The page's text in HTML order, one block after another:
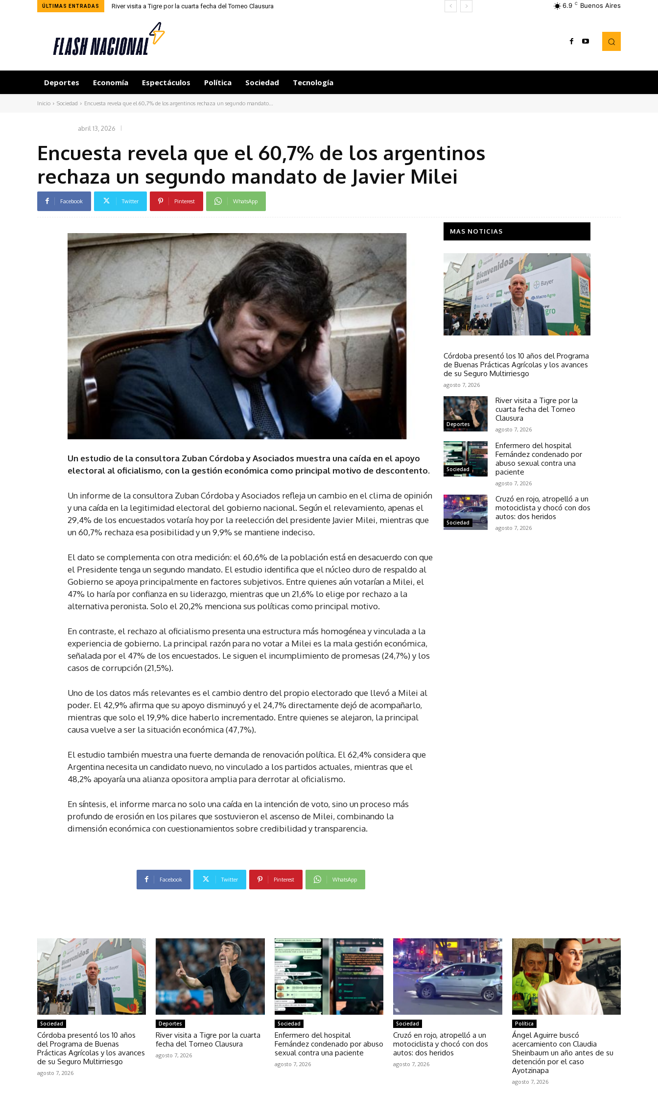
ÚLTIMAS ENTRADAS River visita a Tigre por la cuarta fecha del Torneo Clausura 6.9 C Buenos Aires
Deportes Economía Espectáculos Política Sociedad Tecnología
Inicio Sociedad Encuesta revela que el 60,7% de los argentinos rechaza un segundo mandato...
abril 13, 2026
Encuesta revela que el 60,7% de los argentinos
rechaza un segundo mandato de Javier Milei
Facebook Twitter Pinterest WhatsApp
Un estudio de la consultora Zuban Córdoba y Asociados muestra una caída en el apoyo
electoral al oficialismo, con la gestión económica como principal motivo de descontento.
Un informe de la consultora Zuban Córdoba y Asociados refleja un cambio en el clima de opinión
y una caída en la legitimidad electoral del gobierno nacional. Según el relevamiento, apenas el
29,4% de los encuestados votaría hoy por la reelección del presidente Javier Milei, mientras que
un 60,7% rechaza esa posibilidad y un 9,9% se mantiene indeciso.
El dato se complementa con otra medición: el 60,6% de la población está en desacuerdo con que
el Presidente tenga un segundo mandato. El estudio identifica que el núcleo duro de respaldo al
Gobierno se apoya principalmente en factores subjetivos. Entre quienes aún votarían a Milei, el
47% lo haría por confianza en su liderazgo, mientras que un 21,6% lo elige por rechazo a la
alternativa peronista. Solo el 20,2% menciona sus políticas como principal motivo.
En contraste, el rechazo al oficialismo presenta una estructura más homogénea y vinculada a la
experiencia de gobierno. La principal razón para no votar a Milei es la mala gestión económica,
señalada por el 47% de los encuestados. Le siguen el incumplimiento de promesas (24,7%) y los
casos de corrupción (21,5%).
Uno de los datos más relevantes es el cambio dentro del propio electorado que llevó a Milei al
poder. El 42,9% afirma que su apoyo disminuyó y el 24,7% directamente dejó de acompañarlo,
mientras que solo el 19,9% dice haberlo incrementado. Entre quienes se alejaron, la principal
causa vuelve a ser la situación económica (47,7%).
El estudio también muestra una fuerte demanda de renovación política. El 62,4% considera que
Argentina necesita un candidato nuevo, no vinculado a los partidos actuales, mientras que el
48,2% apoyaría una alianza opositora amplia para derrotar al oficialismo.
En síntesis, el informe marca no solo una caída en la intención de voto, sino un proceso más
profundo de erosión en los pilares que sostuvieron el ascenso de Milei, combinando la
dimensión económica con cuestionamientos sobre credibilidad y transparencia.
Facebook Twitter Pinterest WhatsApp
MAS NOTICIAS
Córdoba presentó los 10 años del Programa
de Buenas Prácticas Agrícolas y los avances
de su Seguro Multirriesgo
agosto 7, 2026
Deportes
River visita a Tigre por la
cuarta fecha del Torneo
Clausura
agosto 7, 2026
Sociedad
Enfermero del hospital
Fernández condenado por
abuso sexual contra una
paciente
agosto 7, 2026
Sociedad
Cruzó en rojo, atropelló a un
motociclista y chocó con dos
autos: dos heridos
agosto 7, 2026
Sociedad
Córdoba presentó los 10 años
del Programa de Buenas
Prácticas Agrícolas y los avances
de su Seguro Multirriesgo
agosto 7, 2026
Deportes
River visita a Tigre por la cuarta
fecha del Torneo Clausura
agosto 7, 2026
Sociedad
Enfermero del hospital
Fernández condenado por abuso
sexual contra una paciente
agosto 7, 2026
Sociedad
Cruzó en rojo, atropelló a un
motociclista y chocó con dos
autos: dos heridos
agosto 7, 2026
Política
Ángel Aguirre buscó
acercamiento con Claudia
Sheinbaum un año antes de su
detención por el caso
Ayotzinapa
agosto 7, 2026